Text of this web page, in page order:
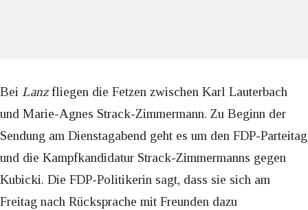
Bei Lanzfliegen die Fetzen zwischen Karl Lauterbach
und Marie-Agnes Strack-Zimmermann. Zu Beginn der
Sendung am Dienstagabend geht es um den FDP-Parteitag
und die Kampfkandidatur Strack-Zimmermanns gegen
Kubicki. Die FDP-Politikerin sagt, dass sie sich am
Freitag nach Rücksprache mit Freunden dazu